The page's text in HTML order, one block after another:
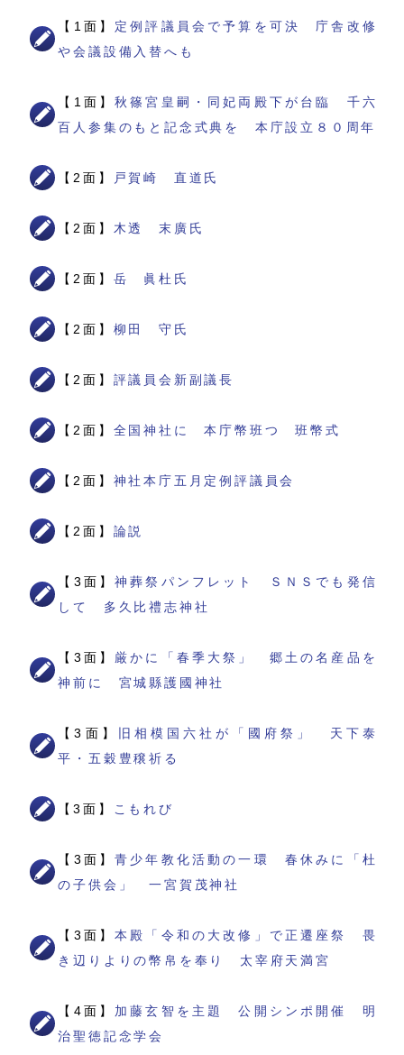
【1面】 定例評議員会で予算を可決 庁舎改修
や会議設備入替へも
【1面】秋篠宮皇嗣・同妃両殿下が台臨 千六
百人参集のもと記念式典を 本庁設立８０周年
【2面】 戸賀崎 直道氏
【2面】 木透 末廣氏
【2面】 岳 眞杜氏
【2面】 柳田 守氏
【2面】 評議員会新副議長
【2面】 全国神社に 本庁幣班つ 班幣式
【2面】 神社本庁五月定例評議員会
【2面】 論説
【3面】神葬祭パンフレット ＳＮＳでも発信
して 多久比禮志神社
【3面】 厳かに「春季大祭」 郷土の名産品を
神前に 宮城縣護國神社
【3面】
旧相模国六社が「國府祭」 天下泰
平・五穀豊穣祈る
【3面】 こもれび
【3面】青少年教化活動の一環 春休みに「杜
の子供会」 一宮賀茂神社
【3面】本殿「令和の大改修」で正遷座祭 畏
き辺りよりの幣帛を奉り 太宰府天満宮
【4面】 加藤玄智を主題 公開シンポ開催 明
治聖徳記念学会